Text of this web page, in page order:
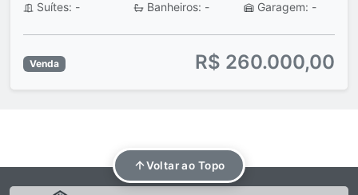
Suítes: -
Banheiros: - Garagem: -
Venda R$ 260.000,00
Voltar ao Topo